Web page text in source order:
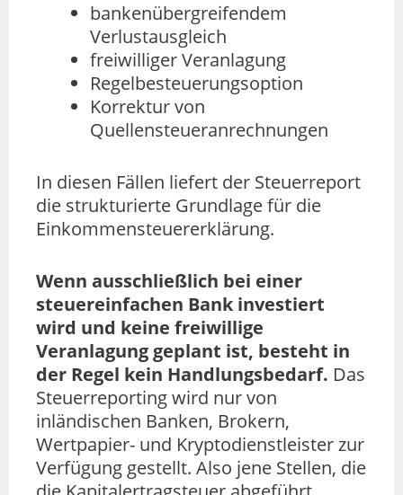
bankenübergreifendem
Verlustausgleich
freiwilliger Veranlagung
Regelbesteuerungsoption
Korrektur von
Quellensteueranrechnungen
In diesen Fällen liefert der Steuerreport
die strukturierte Grundlage für die
Einkommensteuererklärung.
Wenn ausschließlich bei einer
steuereinfachen Bank investiert
wird und keine freiwillige
Veranlagung geplant ist, besteht in
der Regel kein Handlungsbedarf. Das
Steuerreporting wird nur von
inländischen Banken, Brokern,
Wertpapier- und Kryptodienstleister zur
Verfügung gestellt. Also jene Stellen, die